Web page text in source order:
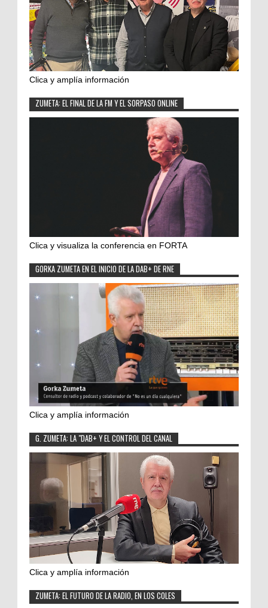
Clica y amplía información
ZUMETA: EL FINAL DE LA FM Y EL SORPASO ONLINE
Clica y visualiza la conferencia en FORTA
GORKA ZUMETA EN EL INICIO DE LA DAB+ DE RNE
Clica y amplía información
G. ZUMETA: LA "DAB+ Y EL CONTROL DEL CANAL
Clica y amplía información
ZUMETA: EL FUTURO DE LA RADIO, EN LOS COLES